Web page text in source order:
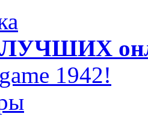
ЛУЧШИХ
1942!